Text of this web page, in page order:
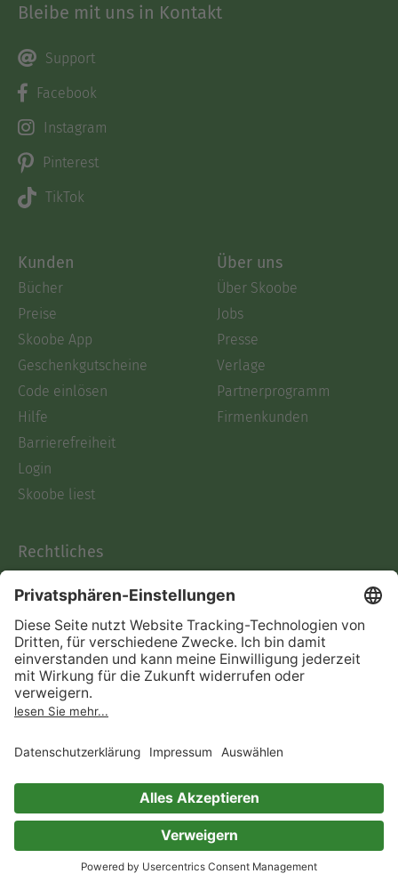
Bleibe mit uns in Kontakt
Support
Facebook
Instagram
Pinterest
TikTok
Kunden
Bücher
Preise
Skoobe App
Geschenkgutscheine
Code einlösen
Hilfe
Barrierefreiheit
Login
Skoobe liest
Über uns
Über Skoobe
Jobs
Presse
Verlage
Partnerprogramm
Firmenkunden
Rechtliches
AGB
Informationen nach Data
Act
Verträge hier kündigen
Impressum
Immer ein gutes Buch